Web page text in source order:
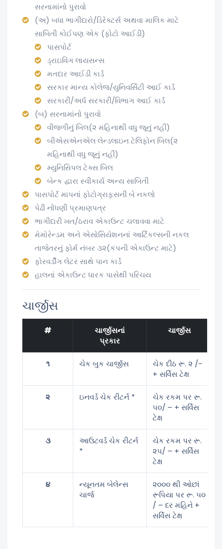
સરનામાંનો પુરાવો
(અ) બધા ભાગીદારો/ડિરેક્ટર્સ અથવા માલિક માટે
સાબિતી કોઈપણ એક (ફોટો આઈડી)
પાસપોર્ટ
ડ્રાઇવિંગ લાયસન્સ
મતદાર આઈડી કાર્ડ
સરકાર માન્ય કોલેજ/યુનિવર્સિટી આઈ કાર્ડ
સરકારી/અર્ધ સરકારી/વિભાગ આઈ કાર્ડ
(બ) સરનામાંનો પુરાવો
વીજળીનું બિલ(૨ મહિનાથી વધુ જૂનું નહીં)
બીએસએનએલ લેન્ડલાઇન ટેલિફોન બિલ(૨
મહિનાથી વધુ જૂનું નહીં)
મ્યુનિસિપલ ટેક્સ બિલ
બેન્ક દ્વારા સ્વીકાર્ય અન્ય સાબિતી
પાસપોર્ટ માપનાં ફોટોગ્રાફ્સની બે નકલો
પેઢી નોંધણી પ્રમાણપત્ર
ભાગીદારી ખત/ઠરાવ એકાઉન્ટ ચલાવવા માટે
મેમોરેન્ડમ અને એસોસિયેશનનાં આર્ટિકલ્સની નકલ
તાજેતરનું ફોર્મ નંબર ૩૨(કંપની એકાઉન્ટ માટે)
ફોરવર્ડીંગ લેટર સાથે પાન કાર્ડ
હાલનાં એકાઉન્ટ ધારક પાસેથી પરિચય
ચાર્જીસ
#
ચાર્જીસનાં
પ્રકાર
ચાર્જીસ
૧ ચેક બુક ચાર્જીસ
ચેક દીઠ રૂ. ૨ /-
+ સર્વિસ ટેક્ષ
૨ ઇનવર્ડ ચેક રીટર્ન *
ચેક રકમ પર રૂ.
૫૦/ – + સર્વિસ
ટેક્ષ
૩
આઉટવર્ડ ચેક રીટર્ન
*
ચેક રકમ પર રૂ.
૨૫/ – + સર્વિસ
ટેક્ષ
૪
ન્યૂનતમ બેલેન્સ
ચાર્જ
૨૦૦૦ થી ઓછાં
રૂપિયા પર રૂ. ૫૦
/ – દર મહિને +
સર્વિસ ટેક્ષ